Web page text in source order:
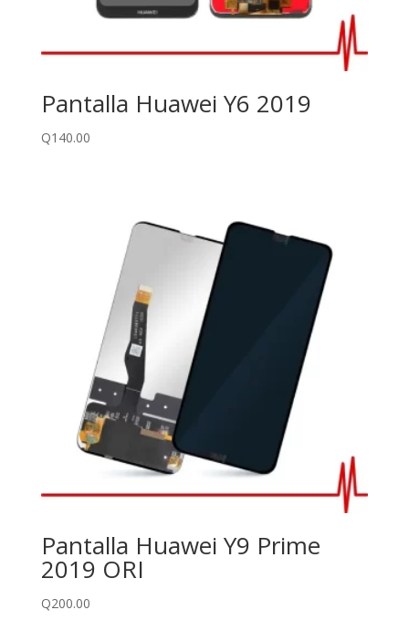
Pantalla Huawei Y6 2019
Q140.00
Pantalla Huawei Y9 Prime
2019 ORI
Q200.00